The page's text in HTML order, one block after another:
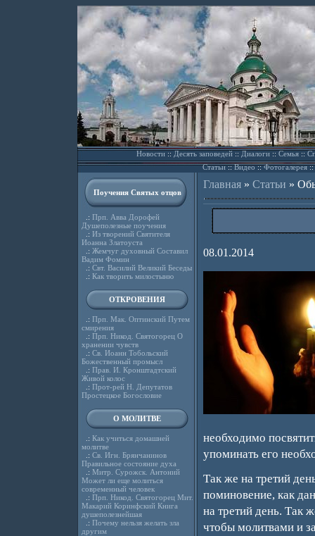
Новости::Десять заповедей::Диалоги::Семья::
Статьи::Видео ::Фотогалерея::
Поучения Святых отцов
.: Прп. Авва Дорофей
Душеполезные поучения
.: Из творений Святителя
Иоанна Златоуста
.: Жемчуг духовный Составил
Вадим Фомин
.: Свт. Василий Великий Беседы
.: Как творить милостыню
ОТКРОВЕНИЯ
.: Прп. Мак. Оптинский Путем
смирения
.: Прп. Никод. Святогорец О
хранении чувств
.: Св. Иоанн Тобольский
Божественный промысл
.: Прав. И. Кронштадтский
Живой колос
.: Прот-рей Н. Депутатов
Простецкое Богословие
О МОЛИТВЕ
.: Как учиться домашней
молитве
.: Св. Игн. Брянчанинов
Правильное состояние духа
.: Митр. Сурожск. Антоний
Может ли еще молиться
современный человек
.: Прп. Никод. Святогорец Мит.
Макарий Коринфский Книга
душеполезнейшая
.: Почему нельзя желать зла
другим
Главная» Статьи »
08.01.2014
необходимо
упоминать его
Так же на третий
поминовение, как
на третий день. Так
чтобы молитвами и